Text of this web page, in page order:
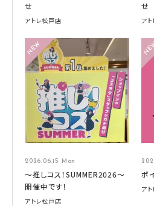
せ
アトレ松戸店
せ
ア
2026.06.15 Mon
～推しコス！SUMMER2026～
開催中です！
アトレ松戸店
ポ
ア